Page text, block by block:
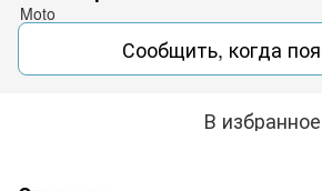
Сообщить, когда
В избранное